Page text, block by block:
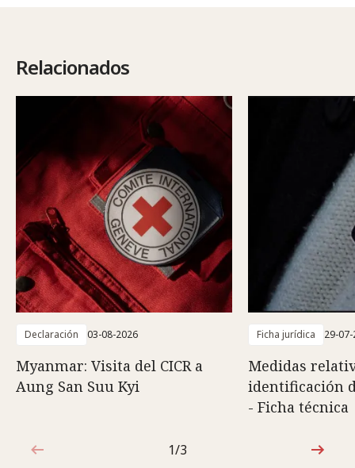
Relacionados
Declaración 03-08-2026
Myanmar: Visita del CICR a
Aung San Suu Kyi
Ficha jurídica 29-
Medidas
identificación
- Ficha técnica
1de3
1/3